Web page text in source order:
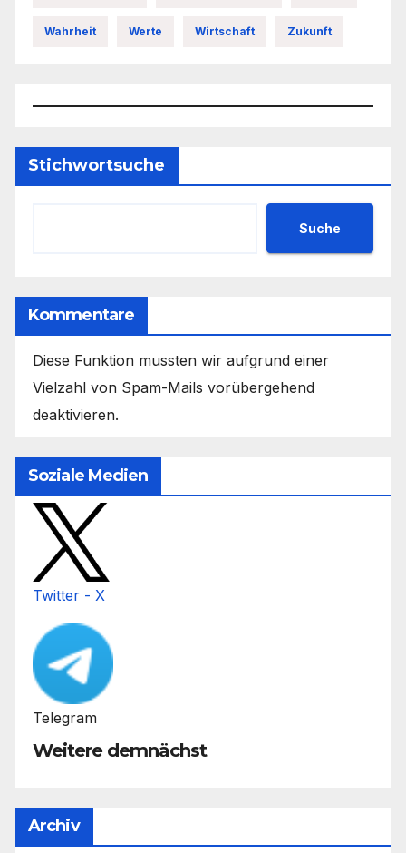
Wahrheit Werte Wirtschaft Zukunft
Stichwortsuche
Suche
Kommentare
Diese Funktion mussten wir aufgrund einer
Vielzahl von Spam-Mails vorübergehend
deaktivieren.
Soziale Medien
Twitter - X
Telegram
Weitere demnächst
Archiv